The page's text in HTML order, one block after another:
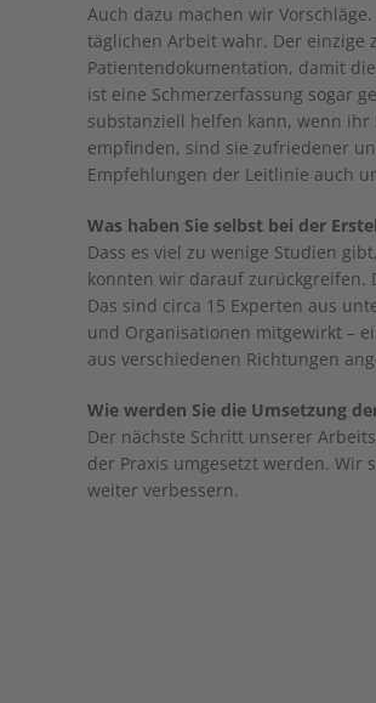
Auch dazu machen wir
täglichen Arbeit wahr. Der einzige
Patientendokumentation, damit
ist eine Schmerzerfassung sogar
substanziell helfen kann, wenn
empfinden, sind sie zufriedener
Empfehlungen der Leitlinie auch
Was haben Sie selbst bei der
Dass es viel zu wenige Studien
konnten wir darauf zurückgreifen.
Das sind circa 15 Experten aus
und Organisationen mitgewirkt –
aus verschiedenen Richtungen
Wie werden Sie die Umsetzung
Der nächste Schritt unserer
der Praxis umgesetzt werden. Wir
weiter verbessern.